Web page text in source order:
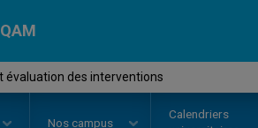
évaluation des interventions
Nos campus
Calendriers